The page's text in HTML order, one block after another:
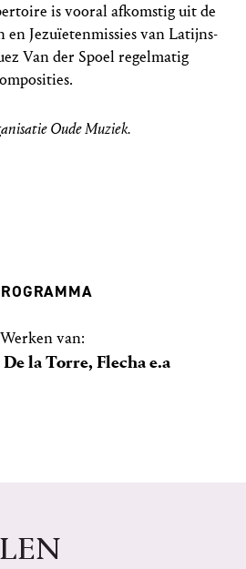
is vooral afkomstig uit de
Jezuïetenmissies van Latijns-
Van der Spoel regelmatig
Oude Muziek.
Werken van:
la Torre, Flecha e.a